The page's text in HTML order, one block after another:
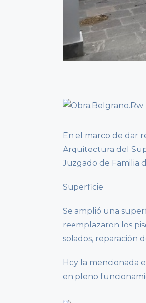
En el marco de dar
Arquitectura del
Juzgado de Familia
Superficie
Se amplió una
reemplazaron los
solados, reparación
Hoy la mencionada
en pleno